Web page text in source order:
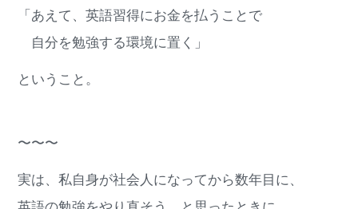
「あえて、英語習得にお金を払うことで
自分を勉強する環境に置く」
ということ。
〜〜〜
実は、私自身が社会人になってから数年目に、